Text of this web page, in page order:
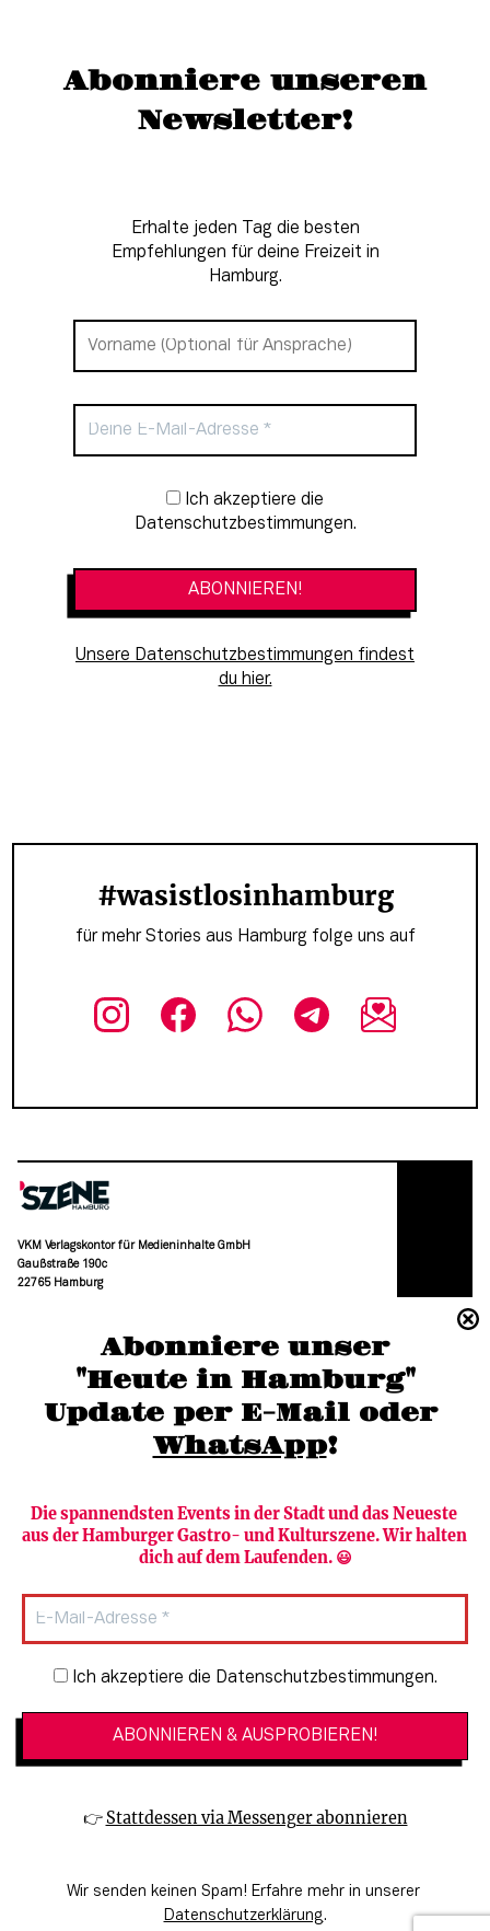
Abonniere unser
"Heute in Hamburg"
Update per E-Mail oder
WhatsApp!
Die spannendsten Events in der Stadt und das Neueste
aus der Hamburger Gastro- und Kulturszene. Wir halten
dich auf dem Laufenden. 😃
Newsletter-Anmeldung
Ich akzeptiere die Datenschutzbestimmungen.
👉 Stattdessen via Messenger abonnieren
Wir senden keinen Spam! Erfahre mehr in unserer
Datenschutzerklärung.
Abonniere unseren
Newsletter!
Erhalte jeden Tag die besten
Empfehlungen für deine Freizeit in
Hamburg.
Newsletter-Anmeldung
Datenschutzbestimmungen.
Unsere Datenschutzbestimmungen findest
du hier.
#wasistlosinhamburg
für mehr Stories aus Hamburg folge uns auf
VKM Verlagskontor für Medieninhalte GmbH
Gaußstraße 190c
22765 Hamburg
moc.grubmah-enezs@ofni
Newsletter abonnieren
HAMBURG PUR
🔗 Kinoprogramm
🔗 Genuss-Guide Hamburg
Verlag
Datenschutzbestimmungen